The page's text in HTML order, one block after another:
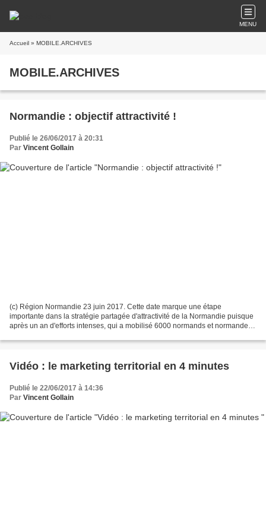
MENU
Accueil » MOBILE.ARCHIVES
MOBILE.ARCHIVES
Normandie : objectif attractivité !
Publié le 26/06/2017 à 20:31
Par Vincent Gollain
(c) Région Normandie 23 juin 2017. Cette date marque une étape
importante dans la stratégie partagée d'attractivité de la Normandie puisque
après un an d'efforts intenses, qui a mobilisé 6000 normands et normandes,
Vidéo : le marketing territorial en 4 minutes
Publié le 22/06/2017 à 14:36
Par Vincent Gollain